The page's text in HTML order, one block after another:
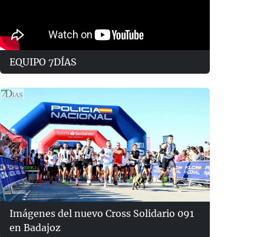
EQUIPO 7DÍAS
Imágenes del nuevo Cross Solidario 091
en Badajoz